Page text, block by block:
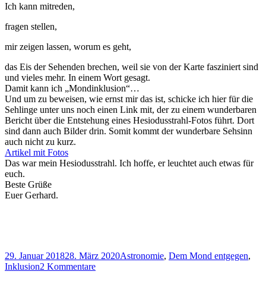
Ich kann mitreden,
fragen stellen,
mir zeigen lassen, worum es geht,
das Eis der Sehenden brechen, weil sie von der Karte fasziniert sind
und vieles mehr. In einem Wort gesagt.
Damit kann ich „Mondinklusion“…
Und um zu beweisen, wie ernst mir das ist, schicke ich hier für die
Sehlinge unter uns noch einen Link mit, der zu einem wunderbaren
Bericht über die Entstehung eines Hesiodusstrahl-Fotos führt. Dort
sind dann auch Bilder drin. Somit kommt der wunderbare Sehsinn
auch nicht zu kurz.
Artikel mit Fotos
Das war mein Hesiodusstrahl. Ich hoffe, er leuchtet auch etwas für
euch.
Beste Grüße
Euer Gerhard.
Veröffentlicht
am
29. Januar 201828. März 2020Kategorien
Astronomie, Dem Mond entgegen,
Inklusion2 Kommentarezu